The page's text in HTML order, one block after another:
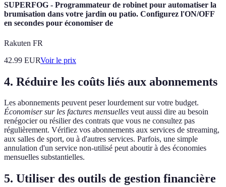
SUPERFOG - Programmateur de robinet pour automatiser la
brumisation dans votre jardin ou patio. Configurez l'ON/OFF
en secondes pour économiser de
Rakuten FR
42.99 EURVoir le prix
4. Réduire les coûts liés aux abonnements
Les abonnements peuvent peser lourdement sur votre budget.
Économiser sur les factures mensuelles veut aussi dire au besoin
renégocier ou résilier des contrats que vous ne consultez pas
régulièrement. Vérifiez vos abonnements aux services de streaming,
aux salles de sport, ou à d'autres services. Parfois, une simple
annulation d'un service non-utilisé peut aboutir à des économies
mensuelles substantielles.
5. Utiliser des outils de gestion financière